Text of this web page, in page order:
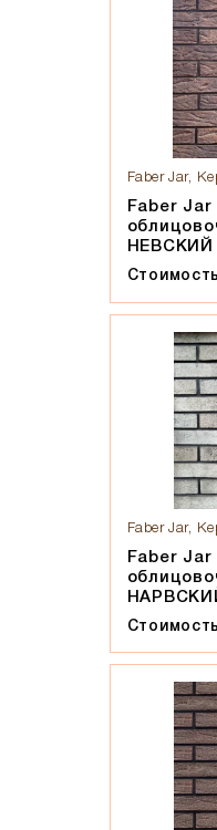
Faber Jar,
Faber Jar
НЕВСКИЙ
Faber Jar,
Faber Jar